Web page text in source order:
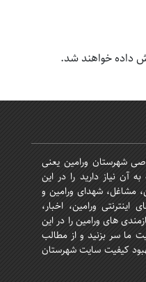
داده خواهند شد.
شهرستان ورامین یعنی
آن نیاز دارید را در این
مشاغل، شهدای ورامین و
ورامین، اخبار،
های ورامین را در این
ما سر بزنید و از مطالب
کیفیت سایت شهرستان